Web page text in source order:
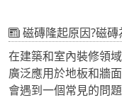
磁磚隆起原因?磁
在建築和室內裝修領
廣泛應用於地板和牆
會遇到一個常見的問